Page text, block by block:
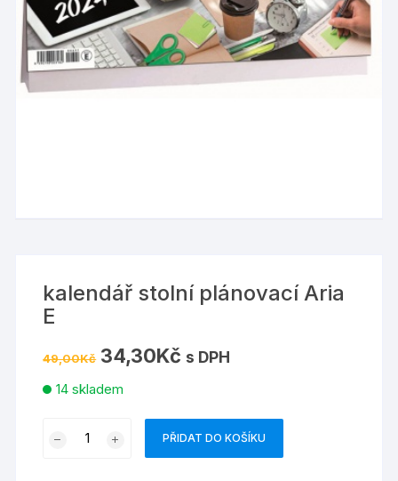
kalendář stolní plánovací Aria
E
49,00Kč Původní
cena
49,00Kč.
34,30Kč Aktuální
cena
s DPH
14 skladem
PŘIDAT DO KOŠÍKU